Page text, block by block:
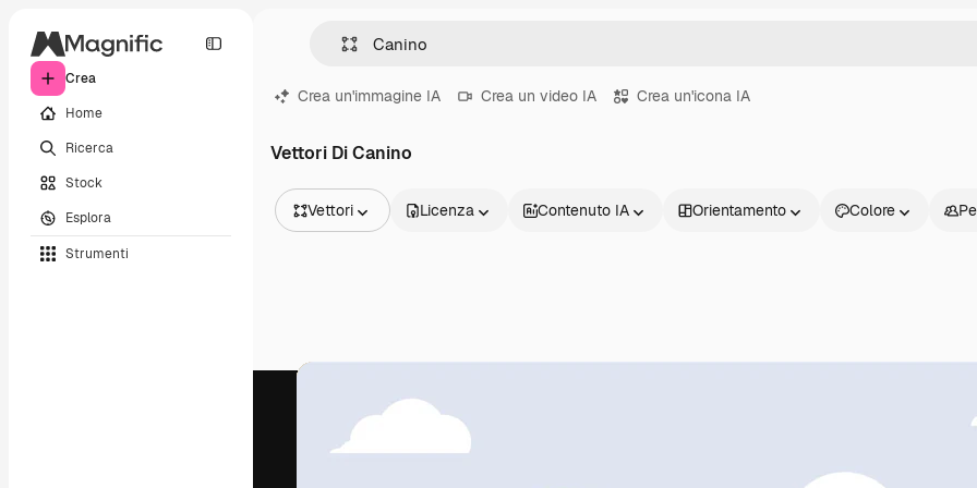
Crea
Home
Ricerca
Stock
Esplora
Strumenti
Crea un'immagine IA Crea un video IA Crea un'icona IA
Vettori Di Canino
Vettori
Video
Motion graphic
Modelli di video
Licenza Contenuto IA Orientamento Colore
Inizia